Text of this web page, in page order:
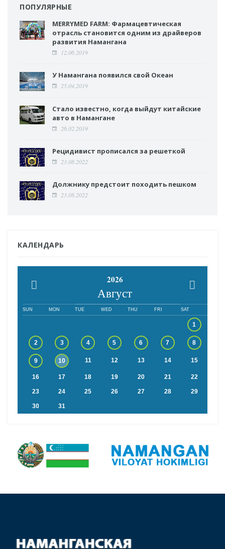
ПОПУЛЯРНЫЕ
MERRYMED FARM: Фармацевтическая
отрасль становится одним из драйверов
развития Намангана
12.06.2019
У Намангана появился свой Океан
25.04.2019
Стало известно, когда выйдут китайские
авто в Намангане
26.02.2019
Рецидивист прописался за решеткой
23.08.2022
Должнику предстоит походить пешком
23.08.2022
КАЛЕНДАРЬ
2026
Август
SUN MON TUE WED THU FRI SAT
1
2 3 4 5 6 7 8
9 10 11 12 13 14 15
16 17 18 19 20 21 22
23 24 25 26 27 28 29
30 31